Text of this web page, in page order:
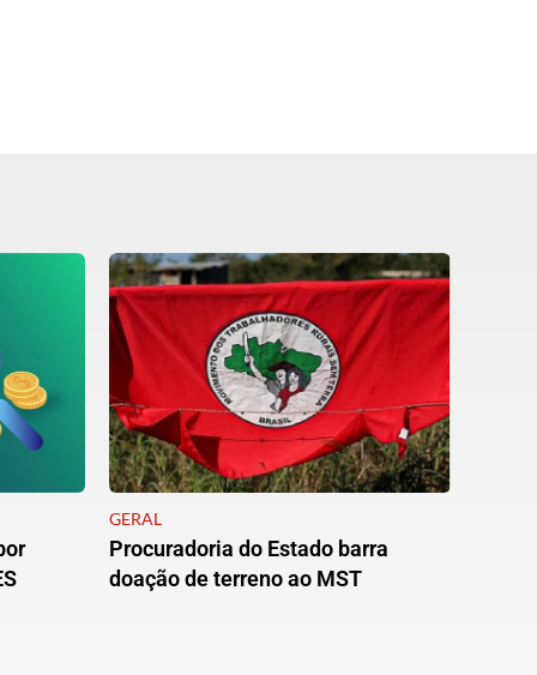
GERAL
Procuradoria do Estado barra
doação de terreno ao MST